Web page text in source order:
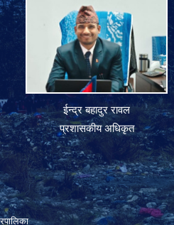
ईन्द्र बहादुर रावल
प्रशासकीय अधिकृत